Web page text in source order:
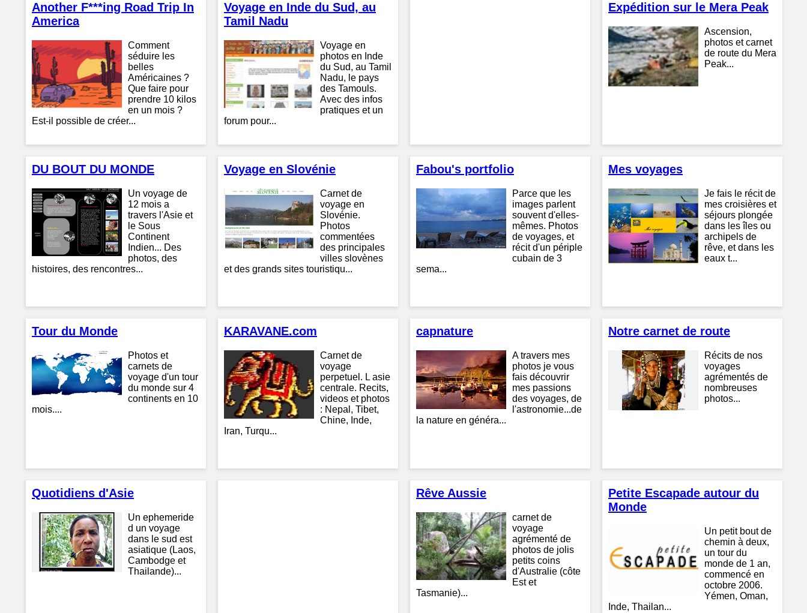
Another F***ing Road Trip In
America
Comment
séduire les
belles
Américaines ?
Que faire pour
prendre 10 kilos
en un mois ?
Est-il possible de créer...
Voyage en Inde du Sud, au
Tamil Nadu
Voyage en
photos en Inde
du Sud, au Tamil
Nadu, le pays
des Tamouls.
Avec des infos
pratiques et un
forum pour...
Expédition sur le Mera Peak
Ascension,
photos et carnet
de route du Mera
Peak...
DU BOUT DU MONDE
Un voyage de
12 mois a
travers l'Asie et
le Sous
Continent
Indien... Des
photos, des
histoires, des rencontres...
Voyage en Slovénie
Carnet de
voyage en
Slovénie.
Photos
commentées
des principales
villes slovènes
et des grands sites touristiqu...
Fabou's portfolio
Parce que les
images parlent
souvent d'elles-
mêmes. Photos
de voyages, et
récit d'un périple
cubain de 3
sema...
Mes voyages
Je fais le récit de
mes croisières et
séjours plongée
dans les îles ou
archipels de
rêve, et dans les
eaux t...
Tour du Monde
Photos et
carnets de
voyage d'un tour
du monde sur 4
continents en 10
mois....
KARAVANE.com
Carnet de
voyage
perpetuel. L asie
centrale. Recits,
videos et photos
: Nepal, Tibet,
Chine, Inde,
Iran, Turqu...
capnature
A travers mes
photos je vous
fais découvrir
mes passions
des voyages, de
l'astronomie...de
la nature en généra...
Notre carnet de route
Récits de nos
voyages
agrémentés de
nombreuses
photos...
Quotidiens d'Asie
Un ephemeride
d un voyage
dans le sud est
asiatique (Laos,
Cambodge et
Thailande)...
Rêve Aussie
carnet de
voyage
agrémenté de
photos de jolis
petits coins
d'Australie (côte
Est et
Tasmanie)...
Petite Escapade autour du
Monde
Un petit bout de
chemin à deux,
un tour du
monde de 1 an,
commencé en
octobre 2006.
Yémen, Oman,
Inde, Thailan...